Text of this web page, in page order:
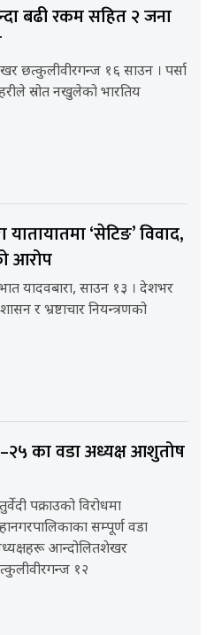
बढी रकम सहित २ जना
छत्कुलीवीरगन्ज १६ साउन । पर्सा
स्रोत नखुलेको भारतिय
‘सेटिङ’ विवाद,
आरोप
यादवबारा, साउन १३ । देशभर
र भ्रष्टाचार नियन्त्रणको
का वडा अध्यक्ष आशुतोष
पक्राउको विरोधमा
सम्पूर्ण वडा
आन्दोलितशेखर
१२